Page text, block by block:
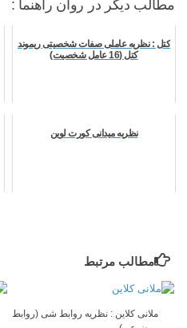
مطالب دیگر در روان راهنما :
کتل : نظریه عاملی صفات شخصیتی ریموند
کتل (16 عامل شخصیت)
نظریه میدانی کورت لوین
مطالب مرتبط
ملانی کلاین : نظریه روابط شی (روابط